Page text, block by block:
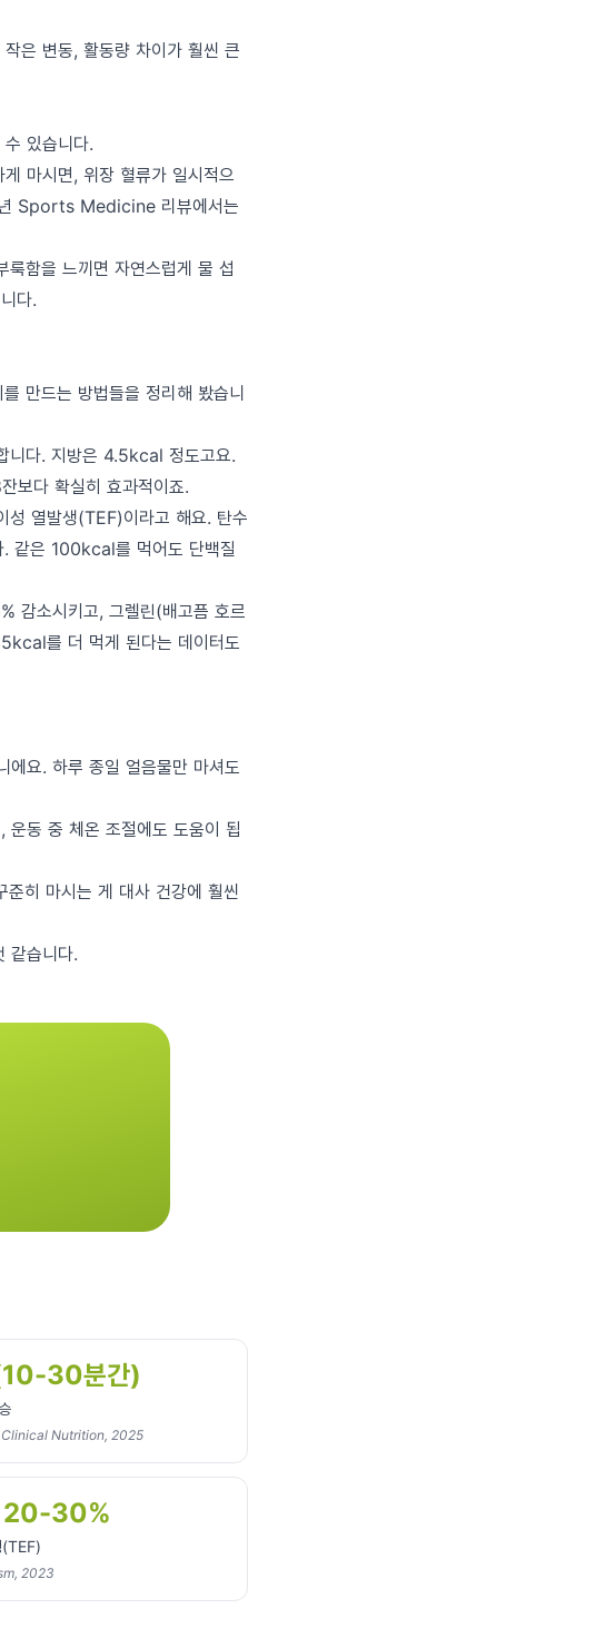
은 변동, 활동량 차이가 훨씬 큰
있습니다.
마시면, 위장 혈류가 일시적으
년 Sports Medicine 리뷰에서는
함을 느끼면 자연스럽게 물 섭
다.
만드는 방법들을 정리해 봤습니
니다. 지방은 4.5kcal 정도고요.
보다 확실히 효과적이죠.
성 열발생(TEF)이라고 해요. 탄수
같은 100kcal를 먹어도 단백질
감소시키고, 그렐린(배고픔 호르
를 더 먹게 된다는 데이터도
에요. 하루 종일 얼음물만 마셔도
운동 중 체온 조절에도 도움이 됩
히 마시는 게 대사 건강에 훨씬
같습니다.
30분간)
Nutrition, 2025
20-30%
(TEF)
2023